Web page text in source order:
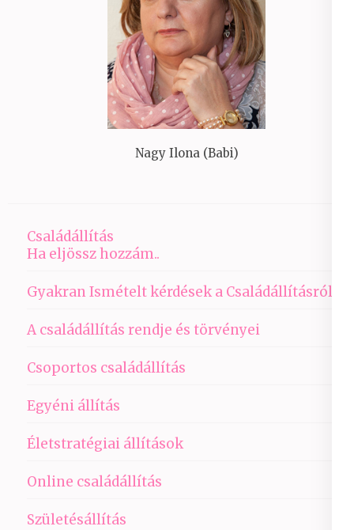
Nagy Ilona (Babi)
Családállítás
Ha eljössz hozzám..
Gyakran Ismételt kérdések a Családállításról
A családállítás rendje és törvényei
Csoportos családállítás
Egyéni állítás
Életstratégiai állítások
Online családállítás
Születésállítás